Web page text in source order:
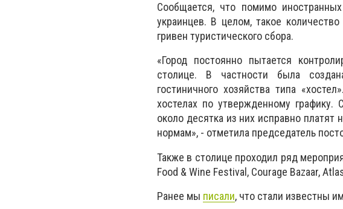
Сообщается, что помимо
украинцев. В целом, такое
гривен туристического сбора.
«Город постоянно пытается
столице. В частности была
гостиничного хозяйства типа
хостелах по утвержденному
около десятка из них исправно платят
нормам», - отметила председатель
Также в столице проходил ряд
Food & Wine Festival, Courage Bazaar,
Ранее мы писали, что cтали известны